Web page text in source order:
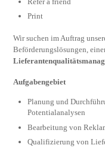
Print
Wir suchen im Auftrag
Beförderungslösungen,
Aufgabengebiet
Planung und
Potentialanalysen
Bearbeitung von
Qualifizierung von